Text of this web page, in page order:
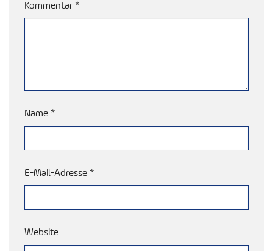
Kommentar *
Name *
E-Mail-Adresse *
Website